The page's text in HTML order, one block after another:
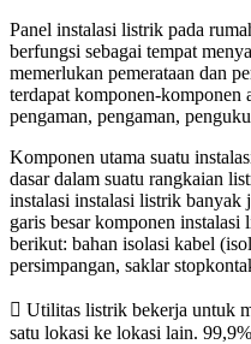
Panel instalasi listrik pada
berfungsi sebagai tempat
memerlukan pemerataan dan
terdapat komponen-komponen
pengaman, pengaman,
Komponen utama suatu
dasar dalam suatu rangkaian
instalasi instalasi listrik banyak
garis besar komponen
berikut: bahan isolasi kabel
persimpangan, saklar
 Utilitas listrik bekerja untuk
satu lokasi ke lokasi lain.